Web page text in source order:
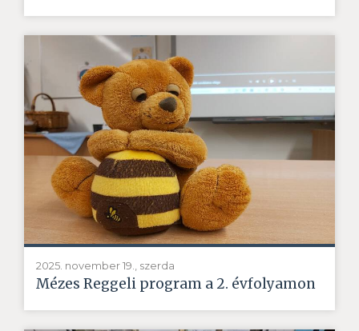
2025. november 19., szerda
Mézes Reggeli program a 2. évfolyamon